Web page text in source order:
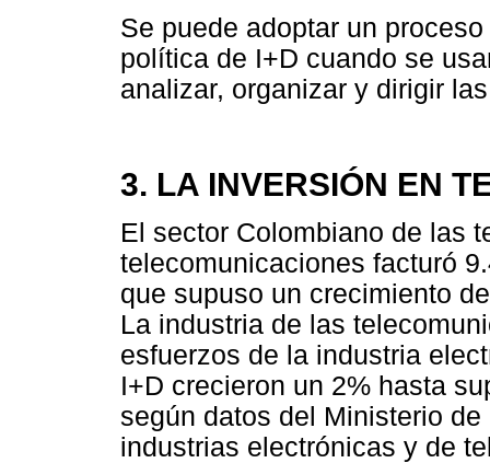
Se puede adoptar un
política de I+D cuando se
analizar, organizar y dirigir
3. LA INVERSIÓN EN
El sector Colombiano de las
telecomunicaciones facturó
que supuso un crecimiento
La industria de las
esfuerzos de la industria
I+D crecieron un 2% hasta
según datos del Ministerio
industrias electrónicas y de